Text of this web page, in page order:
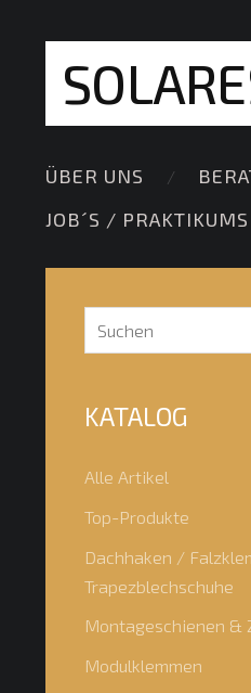
ÜBER UNS
JOB´S / PRAKTIKUMS
KATALOG
Alle Artikel
Top-Produkte
Dachhaken /
Trapezblechschuhe
Montageschienen &
Modulklemmen